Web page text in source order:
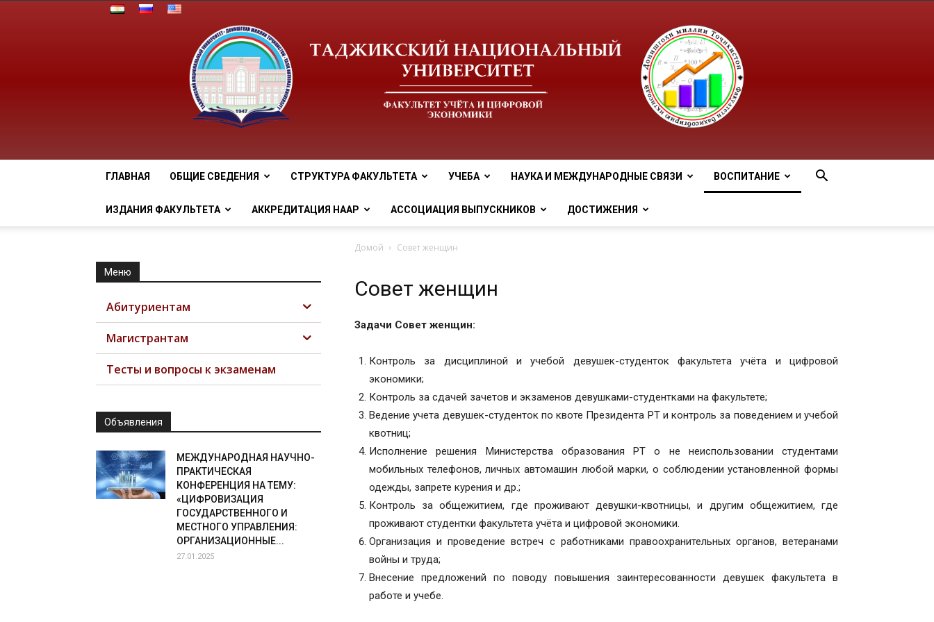
tnu
ГЛАВНАЯ ОБЩИЕ СВЕДЕНИЯ СТРУКТУРА ФАКУЛЬТЕТА УЧЕБА НАУКА И МЕЖДУНАРОДНЫЕ СВЯЗИ ВОСПИТАНИЕ
ИЗДАНИЯ ФАКУЛЬТЕТА АККРЕДИТАЦИЯ НААР АССОЦИАЦИЯ ВЫПУСКНИКОВ ДОСТИЖЕНИЯ
Домой Совет женщин
Совет женщин
Задачи Совет женщин:
Контроль за дисциплиной и учебой девушек-студенток факультета учёта и цифровой
экономики;
Контроль за сдачей зачетов и экзаменов девушками-студентками на факультете;
Ведение учета девушек-студенток по квоте Президента РТ и контроль за поведением и учебой
квотниц;
Исполнение решения Министерства образования РТ о не неиспользовании студентами
мобильных телефонов, личных автомашин любой марки, о соблюдении установленной формы
одежды, запрете курения и др.;
Контроль за общежитием, где проживают девушки-квотницы, и другим общежитием, где
проживают студентки факультета учёта и цифровой экономики.
Организация и проведение встреч с работниками правоохранительных органов, ветеранами
войны и труда;
Внесение предложений по поводу повышения заинтересованности девушек факультета в
работе и учебе.
Меню
Абитуриентам
Магистрантам
Тесты и вопросы к экзаменам
Объявления
МЕЖДУНАРОДНАЯ НАУЧНО-
ПРАКТИЧЕСКАЯ
КОНФЕРЕНЦИЯ НА ТЕМУ:
«ЦИФРОВИЗАЦИЯ
ГОСУДАРСТВЕННОГО И
МЕСТНОГО УПРАВЛЕНИЯ:
ОРГАНИЗАЦИОННЫЕ...
27.01.2025